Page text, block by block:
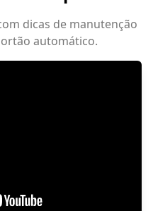
dicas de manutenção
automático.